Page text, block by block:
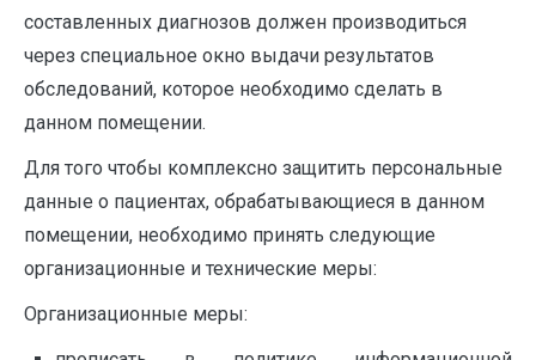
составленных диагнозов должен производиться
через специальное окно выдачи результатов
обследований, которое необходимо сделать в
данном помещении.
Для того чтобы комплексно защитить персональные
данные о пациентах, обрабатывающиеся в данном
помещении, необходимо принять следующие
организационные и технические меры:
Организационные меры: